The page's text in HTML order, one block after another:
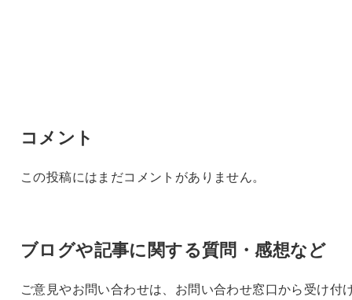
コメント
この投稿にはまだコメントがありません。
ブログや記事に関する質問・感想など
ご意見やお問い合わせは、お問い合わせ窓口から受け付